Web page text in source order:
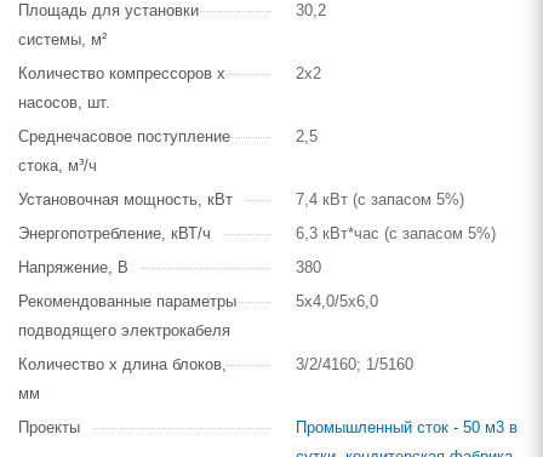
Площадь для установки
системы, м²
30,2
Количество компрессоров х
насосов, шт.
2х2
Среднечасовое поступление
стока, м³/ч
2,5
Установочная мощность, кВт
7,4 кВт (с запасом 5%)
Энергопотребление, кВТ/ч
6,3 кВт*час (с запасом 5%)
Напряжение, В
380
Рекомендованные параметры
подводящего электрокабеля
5х4,0/5х6,0
Количество х длина блоков,
мм
3/2/4160; 1/5160
Проекты
Промышленный сток - 50 м3 в